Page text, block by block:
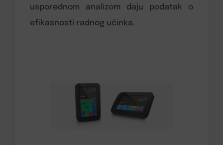
usporednom analizom daju podatak o
efikasnosti radnog učinka.